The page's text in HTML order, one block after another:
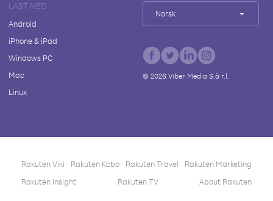
LAST NED
Android
iPhone & iPad
Windows PC
Mac
Linux
Norsk
© 2026Viber Media S.à r.l.
Rakuten Viki Rakuten Kobo Rakuten Travel
Rakuten Marketing
Rakuten Insight
Rakuten TV About Rakuten